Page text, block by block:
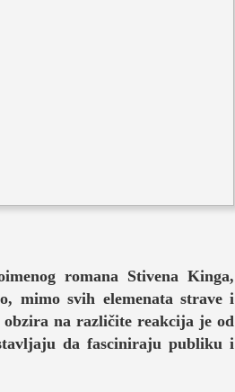
romana Stivena Kinga,
mimo svih elemenata strave i
obzira na različite reakcija je od
da fasciniraju publiku i